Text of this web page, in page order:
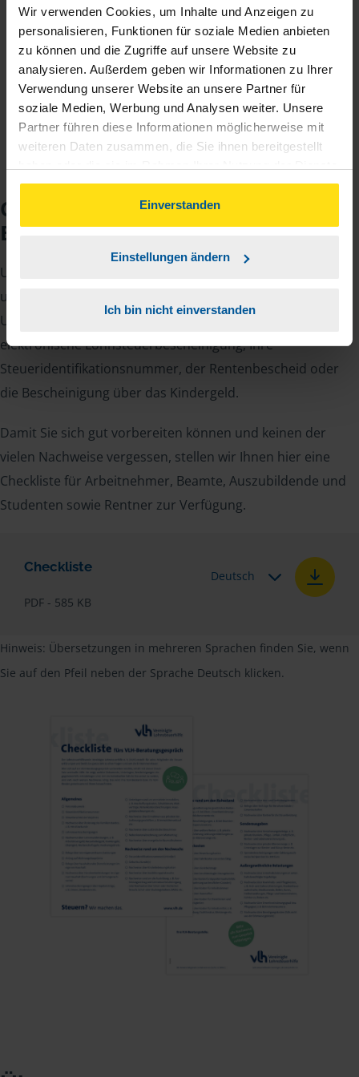
Wir verwenden Cookies, um Inhalte und Anzeigen zu
personalisieren, Funktionen für soziale Medien anbieten
zu können und die Zugriffe auf unsere Website zu
analysieren. Außerdem geben wir Informationen zu Ihrer
Verwendung unserer Website an unsere Partner für
soziale Medien, Werbung und Analysen weiter. Unsere
Partner führen diese Informationen möglicherweise mit
weiteren Daten zusammen, die Sie ihnen bereitgestellt
gesammelt haben. Indem Sie auf Einverstanden klicken,
können Sie der Verwendung von Cookies, gemäß
unserer
Einverstanden
Einstellungen ändern
Ich bin nicht einverstanden
Fairer Beitrag
Sie zahlen für alle unsere Leistungen nur einen
jährlichen Mitgliedsbeitrag, der sich nach Ihren
Jahreseinnahmen richtet.
Checkliste für Ihr
Beratungsgespräch
Um Ihre Steuererklärung erstellen zu können, benötigen
unsere Beraterinnen und Berater eine Reihe von
Unterlagen von Ihnen. Dazu gehört beispielsweise die
elektronische Lohnsteuerbescheinigung, Ihre
Steueridentifikationsnummer, der Rentenbescheid oder
die Bescheinigung über das Kindergeld.
Damit Sie sich gut vorbereiten können und keinen der
vielen Nachweise vergessen, stellen wir Ihnen hier eine
Checkliste für Arbeitnehmer, Beamte, Auszubildende und
Studenten sowie Rentner zur Verfügung.
Checkliste
PDF - 585 KB
Deutsch
Hinweis: Übersetzungen in mehreren Sprachen finden Sie, wenn
Sie auf den Pfeil neben der Sprache Deutsch klicken.